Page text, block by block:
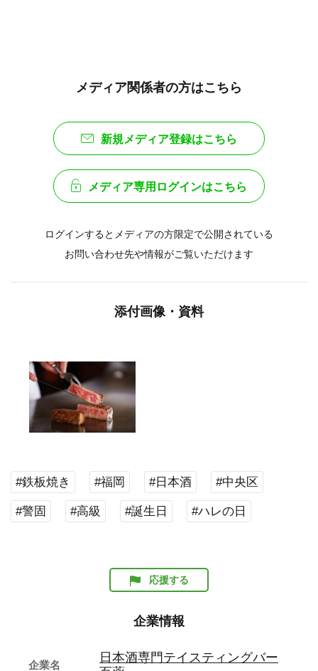
メディア関係者の方はこちら
新規メディア登録はこちら
メディア専用ログインはこちら
ログインするとメディアの方限定で公開されている
お問い合わせ先や情報がご覧いただけます
添付画像・資料
#鉄板焼き #福岡 #日本酒 #中央区
#警固 #高級 #誕生日 #ハレの日
応援する
企業情報
企業名
日本酒専門テイスティングバー